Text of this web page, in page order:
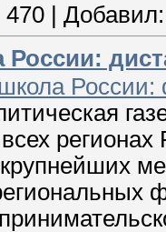
470
Добавил: